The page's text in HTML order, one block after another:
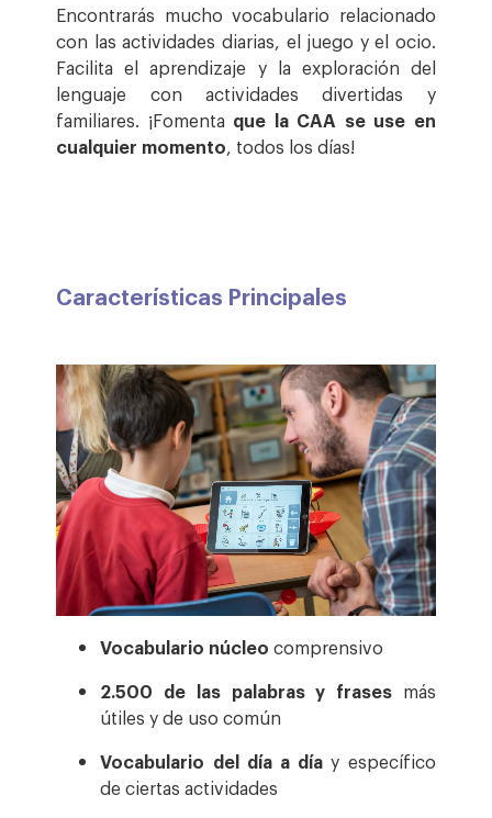
Encontrarás mucho vocabulario relacionado
con las actividades diarias, el juego y el ocio.
Facilita el aprendizaje y la exploración del
lenguaje con actividades divertidas y
familiares. ¡Fomenta que la CAA se use en
cualquier momento, todos los días!
Características Principales
Vocabulario núcleo comprensivo
2.500 de las palabras y frasesmás
útiles y de uso común
Vocabulario del día a día y específico
de ciertas actividades